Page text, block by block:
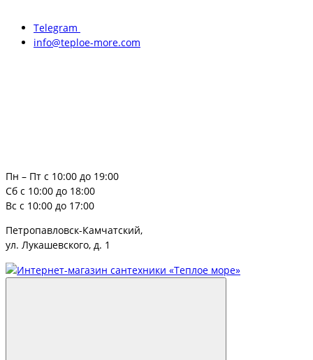
Telegram
info@teploe-more.com
Пн – Пт с 10:00 до 19:00
Сб с 10:00 до 18:00
Вс с 10:00 до 17:00
Петропавловск-Камчатский,
ул. Лукашевского, д. 1